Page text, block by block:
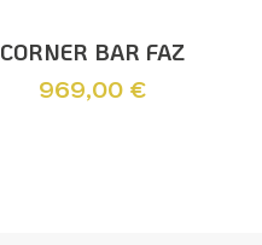
CORNER BAR FAZ
969,00 €